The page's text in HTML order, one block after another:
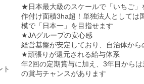
ト
★日本最大級のスケールで「いちご」
作付け面積3ha超！単独法人としては
模で「日本一」を目指せます
★JAグループの安心感
経営基盤が安定しており、自治体か
★頑張りが還元される給与体系
年2回の定期賞与に加え、3年目からは
の賞与チャンスがあります